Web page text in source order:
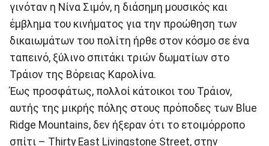
γινόταν η Νίνα Σιμόν, η διάσημη μουσικός και
έμβλημα του κινήματος για την προώθηση των
δικαιωμάτων του πολίτη ήρθε στον κόσμο σε ένα
ταπεινό, ξύλινο σπιτάκι τριών δωματίων στο
Τράιον της Βόρειας Καρολίνα.
Έως προσφάτως, πολλοί κάτοικοι του Τράιον,
αυτής της μικρής πόλης στους πρόποδες των Blue
Ridge Mountains, δεν ήξεραν ότι το ετοιμόρροπο
σπίτι – Thirty East Livingstone Street, στην